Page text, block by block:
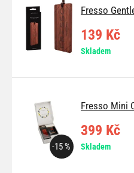
Fresso
139 Kč
Skladem
Fresso Mini
-15 %
399 Kč
Skladem